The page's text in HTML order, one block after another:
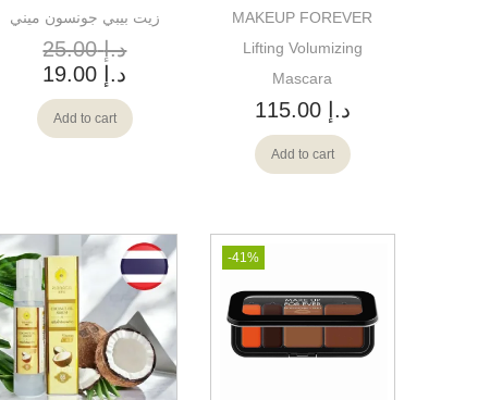
زيت بيبي جونسون ميني
د.إ25.00
د.إ
Add to cart
MAKEUP FOREVER
Lifting Volumizing
Mascara
د.إ 115.00
Add to cart
-41%